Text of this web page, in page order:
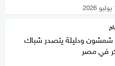
شمشون ودليلة يتصدر شباك
في مصر